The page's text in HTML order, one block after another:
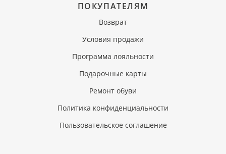
ПОКУПАТЕЛЯМ
Возврат
Условия продажи
Программа лояльности
Подарочные карты
Ремонт обуви
Политика конфиденциальности
Пользовательское соглашение